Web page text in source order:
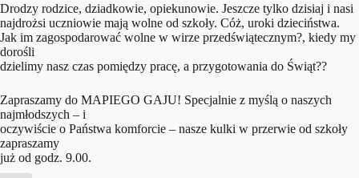
Drodzy rodzice, dziadkowie, opiekunowie. Jeszcze tylko dzisiaj i nasi
najdrożsi uczniowie mają wolne od szkoły. Cóż, uroki dzieciństwa.
Jak im zagospodarować wolne w wirze przedświątecznym?, kiedy my
dorośli
dzielimy nasz czas pomiędzy pracę, a przygotowania do Świąt??
Zapraszamy do MAPIEGO GAJU! Specjalnie z myślą o naszych
najmłodszych – i
oczywiście o Państwa komforcie – nasze kulki w przerwie od szkoły
zapraszamy
już od godz. 9.00.